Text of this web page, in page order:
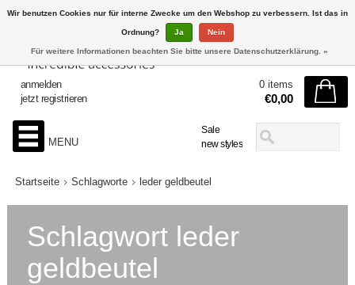
Sale
new styles
anmelden
jetzt registrieren
0 items
€0,00
MENU
Startseite Schlagworte leder geldbeutel
Schlagwort leder
geldbeutel
Wir benutzen Cookies nur für interne Zwecke um den Webshop zu verbessern. Ist das in
Ordnung? Ja Nein
Für weitere Informationen beachten Sie bitte unsere Datenschutzerklärung. »